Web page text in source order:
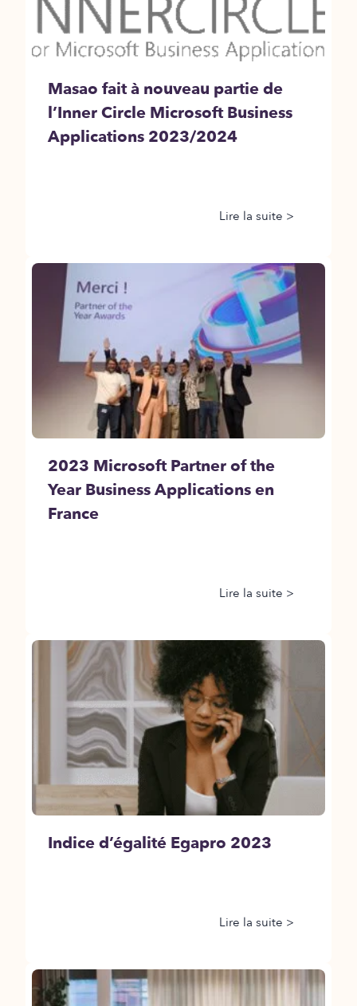
Masao fait à nouveau partie de
l’Inner Circle Microsoft Business
Applications 2023/2024
Lire la suite >
2023 Microsoft Partner of the
Year Business Applications en
France
Lire la suite >
Indice d’égalité Egapro 2023
Lire la suite >